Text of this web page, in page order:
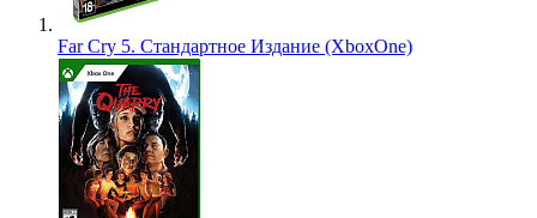
Far Cry 5. Стандартное Издание (XboxOne)